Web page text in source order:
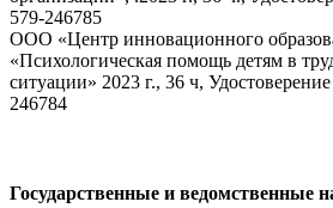
579-246785
ООО «Центр инновационного
«Психологическая помощь детям в
ситуации» 2023 г., 36 ч,
246784
Государственные и ведомственные